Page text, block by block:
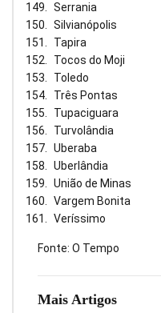
Mais Artigos
Serrania
Silvianópolis
Tapira
Tocos do Moji
Toledo
Três Pontas
Tupaciguara
Turvolândia
Uberaba
Uberlândia
União de Minas
Vargem Bonita
Veríssimo
Fonte: O Tempo